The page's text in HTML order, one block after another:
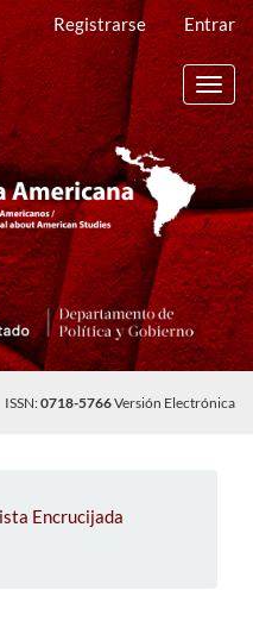
Registrarse Entrar
0718-5766Versión Electrónica
Encrucijada